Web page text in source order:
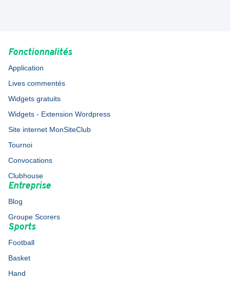
Fonctionnalités
Application
Lives commentés
Widgets gratuits
Widgets - Extension Wordpress
Site internet MonSiteClub
Tournoi
Convocations
Clubhouse
Entreprise
Blog
Groupe Scorers
Sports
Football
Basket
Hand